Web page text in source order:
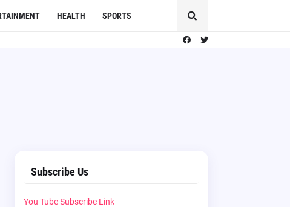
HEALTH SPORTS
Subscribe Us
You Tube Subscribe Link